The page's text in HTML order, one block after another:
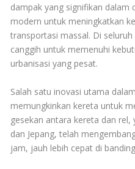
dampak yang signifikan
modern untuk meningkatkan
transportasi massal. Di
canggih untuk memenuhi
urbanisasi yang pesat.
Salah satu inovasi utama
memungkinkan kereta untuk
gesekan antara kereta dan
dan Jepang, telah
jam, jauh lebih cepat di